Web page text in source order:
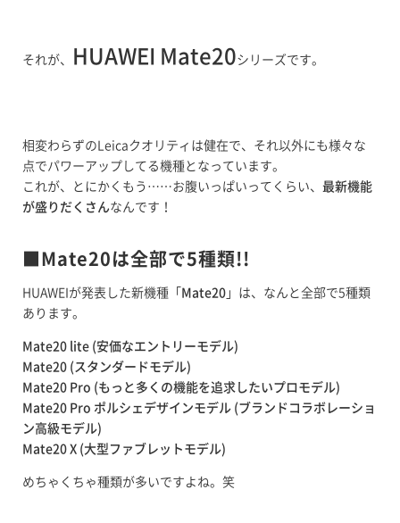
それが、 HUAWEI Mate20シリーズです。
相変わらずのLeicaクオリティは健在で、それ以外にも様々な
点でパワーアップしてる機種となっています。
これが、とにかくもう……お腹いっぱいってくらい、 最新機能
が盛りだくさんなんです！
■Mate20は全部で5種類!!
HUAWEIが発表した新機種「 Mate20 」は、なんと全部で5種類
あります。
Mate20 lite (安価なエントリーモデル)
Mate20 (スタンダードモデル)
Mate20 Pro (もっと多くの機能を追求したいプロモデル)
Mate20 Pro ポルシェデザインモデル (ブランドコラボレーショ
ン高級モデル)
Mate20 X (大型ファブレットモデル)
めちゃくちゃ種類が多いですよね。笑